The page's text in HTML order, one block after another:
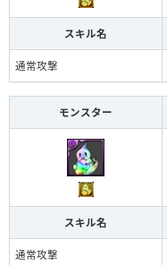
スキル名
通常攻撃
モンスター
スキル名
通常攻撃